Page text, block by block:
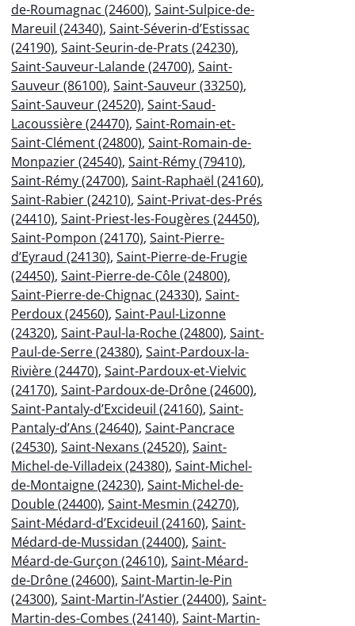
de-Roumagnac (24600), Saint-Sulpice-de-
Mareuil (24340), Saint-Séverin-d’Estissac
(24190), Saint-Seurin-de-Prats (24230),
Saint-Sauveur-Lalande (24700), Saint-
Sauveur (86100), Saint-Sauveur (33250),
Saint-Sauveur (24520), Saint-Saud-
Lacoussière (24470), Saint-Romain-et-
Saint-Clément (24800), Saint-Romain-de-
Monpazier (24540), Saint-Rémy (79410),
Saint-Rémy (24700), Saint-Raphaël (24160),
Saint-Rabier (24210), Saint-Privat-des-Prés
(24410), Saint-Priest-les-Fougères (24450),
Saint-Pompon (24170), Saint-Pierre-
d’Eyraud (24130), Saint-Pierre-de-Frugie
(24450), Saint-Pierre-de-Côle (24800),
Saint-Pierre-de-Chignac (24330), Saint-
Perdoux (24560), Saint-Paul-Lizonne
(24320), Saint-Paul-la-Roche (24800), Saint-
Paul-de-Serre (24380), Saint-Pardoux-la-
Rivière (24470), Saint-Pardoux-et-Vielvic
(24170), Saint-Pardoux-de-Drône (24600),
Saint-Pantaly-d’Excideuil (24160), Saint-
Pantaly-d’Ans (24640), Saint-Pancrace
(24530), Saint-Nexans (24520), Saint-
Michel-de-Villadeix (24380), Saint-Michel-
de-Montaigne (24230), Saint-Michel-de-
Double (24400), Saint-Mesmin (24270),
Saint-Médard-d’Excideuil (24160), Saint-
Médard-de-Mussidan (24400), Saint-
Méard-de-Gurçon (24610), Saint-Méard-
de-Drône (24600), Saint-Martin-le-Pin
(24300), Saint-Martin-l’Astier (24400), Saint-
Martin-des-Combes (24140), Saint-Martin-